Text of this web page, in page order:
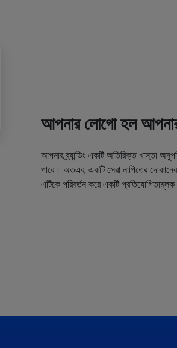
আপনার লোগো হল
আপনার ব্র্যান্ডিং একটি অতিরিক্ত খাস্তা
পারে। অতএব, একটি সেরা নাপিতের
এটিকে পরিবর্তন করে একটি